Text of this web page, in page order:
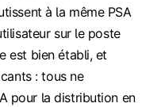
à la même PSA
sur le poste
est bien établi, et
: tous ne
pour la distribution en